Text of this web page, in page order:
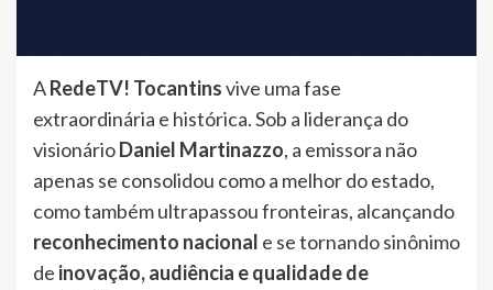
ARedeTV! Tocantinsvive uma fase
extraordinária e histórica. Sob a liderança do
visionárioDaniel Martinazzo, a emissora não
apenas se consolidou como a melhor do estado,
como também ultrapassou fronteiras, alcançando
reconhecimento nacional e se tornando sinônimo
de inovação, audiência e qualidade de